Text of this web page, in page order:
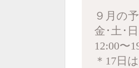
９月の予
金･土･日
12:00〜
＊17日